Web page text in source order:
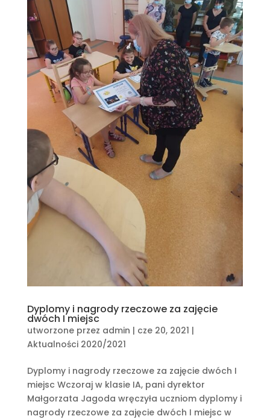
Dyplomy i nagrody rzeczowe za zajęcie
dwóch I miejsc
utworzone przez admin | cze 20, 2021 |
Aktualności 2020/2021
Dyplomy i nagrody rzeczowe za zajęcie dwóch I
miejsc Wczoraj w klasie IA, pani dyrektor
Małgorzata Jagoda wręczyła uczniom dyplomy i
nagrody rzeczowe za zajęcie dwóch I miejsc w